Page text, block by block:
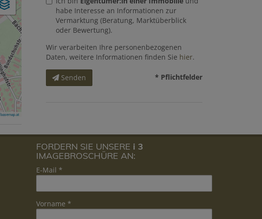
basemap.at
habe Interesse an Informationen zur
Vermarktung (Beratung, Marktüberblick
oder Bewertung).
Wir verarbeiten Ihre personenbezogenen
Daten, weitere Informationen finden Sie hier.
Senden * Pflichtfelder
FORDERN SIE UNSERE i 3
IMAGEBROSCHÜRE AN:
E-Mail
Vorname